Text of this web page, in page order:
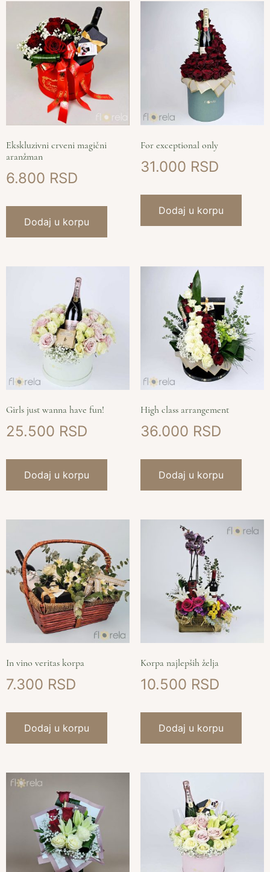
Ekskluzivni crveni magični
aranžman
6.800
Dodaj u korpu
For exceptional only
31.000
Dodaj u korpu
Girls just wanna have fun!
25.500
Dodaj u korpu
High class arrangement
36.000
Dodaj u korpu
In vino veritas korpa
7.300
Dodaj u korpu
Korpa najlepših želja
10.500
Dodaj u korpu